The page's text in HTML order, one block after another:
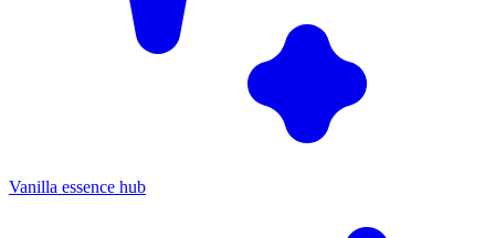
Vanilla essence hub